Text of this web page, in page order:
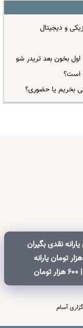
و دیجیتال
بخون بعد تریدر شو
بخریم یا حضوری؟
نقدی بگیران
| شنبه ، واریز نفری ۳۰۰ هزار تومان یارانه
نقدی برای این خانوار ها | ۶۰۰ هزار تومان
فرزند
آسام